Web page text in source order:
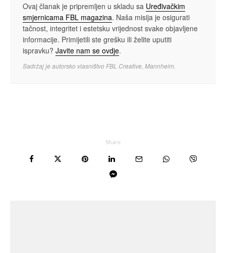
Ovaj članak je pripremljen u skladu sa Uređivačkim
smjernicama FBL magazina. Naša misija je osigurati
tačnost, integritet i estetsku vrijednost svake objavljene
informacije. Primijetili ste grešku ili želite uputiti
ispravku? Javite nam se ovdje.
Sadržaj je autorsko vlasništvo FBL Creative, Mannheim.
Share